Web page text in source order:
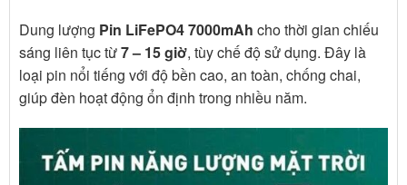
Dung lượng Pin LiFePO4 7000mAh cho thời gian chiếu
sáng liên tục từ7 – 15 giờ, tùy chế độ sử dụng. Đây là
loại pin nổi tiếng với độ bền cao, an toàn, chống chai,
giúp đèn hoạt động ổn định trong nhiều năm.